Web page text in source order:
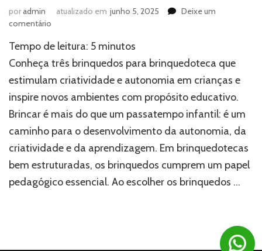
poradmin atualizado em junho 5, 2025
Deixe um
comentário
brinquedos
para
brinquedoteca
que
estimulam
criatividade
e
autonomia
infantil
Tempo de leitura: 5 minutos
Conheça três brinquedos para brinquedoteca que
estimulam criatividade e autonomia em crianças e
inspire novos ambientes com propósito educativo.
Brincar é mais do que um passatempo infantil: é um
caminho para o desenvolvimento da autonomia, da
criatividade e da aprendizagem. Em brinquedotecas
bem estruturadas, os brinquedos cumprem um papel
pedagógico essencial. Ao escolher os brinquedos …